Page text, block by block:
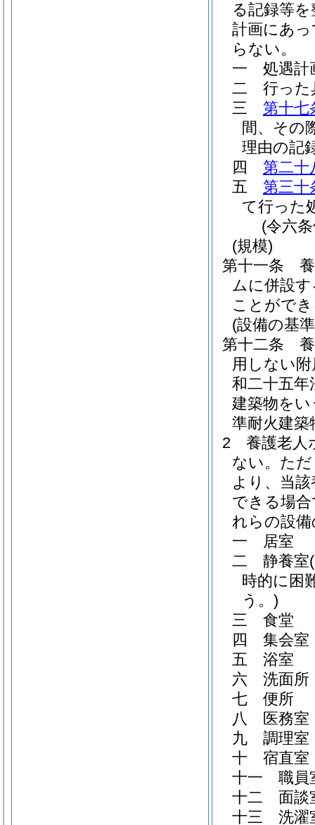
る記録等
計画にあ
らない。
一
処遇計
二
行った
三
第十七
間、その
理由の記
四
第二十
五
第三十
て行った
(令六
(規模)
第十一条
ムに併設
ことがで
(設備の基
第十二条
用しない
和二十五年
建築物をい
準耐火建
2
養護老人
ない。 た
より、当
できる場
れらの設
一
居室
二
静養室
時的に困
う。)
三
食堂
四
集会室
五
浴室
六
洗面所
七
便所
八
医務室
九
調理室
十
宿直室
十一
職員
十二
面談
十三
洗濯